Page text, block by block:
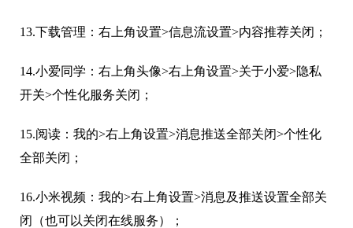
13.下载管理：右上角设置>信息流设置>内容推荐关闭；
14.小爱同学：右上角头像>右上角设置>关于小爱>隐私
开关>个性化服务关闭；
15.阅读：我的>右上角设置>消息推送全部关闭>个性化
全部关闭；
16.小米视频：我的>右上角设置>消息及推送设置全部关
闭（也可以关闭在线服务）；